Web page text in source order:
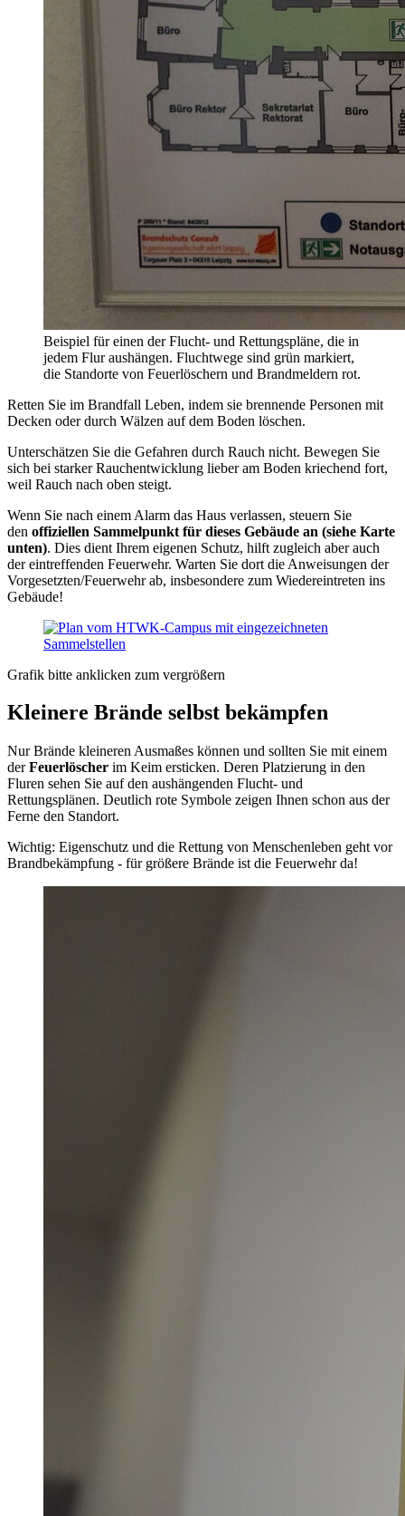
Beispiel für einen der Flucht- und Rettungspläne, die in
jedem Flur aushängen. Fluchtwege sind grün markiert,
die Standorte von Feuerlöschern und Brandmeldern rot.
Retten Sie im Brandfall Leben, indem sie brennende Personen mit
Decken oder durch Wälzen auf dem Boden löschen.
Unterschätzen Sie die Gefahren durch Rauch nicht. Bewegen Sie
sich bei starker Rauchentwicklung lieber am Boden kriechend fort,
weil Rauch nach oben steigt.
Wenn Sie nach einem Alarm das Haus verlassen, steuern Sie
den offiziellen Sammelpunkt für dieses Gebäude an (siehe Karte
unten). Dies dient Ihrem eigenen Schutz, hilft zugleich aber auch
der eintreffenden Feuerwehr. Warten Sie dort die Anweisungen der
Vorgesetzten/Feuerwehr ab, insbesondere zum Wiedereintreten ins
Gebäude!
Grafik bitte anklicken zum vergrößern
Kleinere Brände selbst bekämpfen
Nur Brände kleineren Ausmaßes können und sollten Sie mit einem
derFeuerlöscher im Keim ersticken. Deren Platzierung in den
Fluren sehen Sie auf den aushängenden Flucht- und
Rettungsplänen. Deutlich rote Symbole zeigen Ihnen schon aus der
Ferne den Standort.
Wichtig: Eigenschutz und die Rettung von Menschenleben geht vor
Brandbekämpfung - für größere Brände ist die Feuerwehr da!